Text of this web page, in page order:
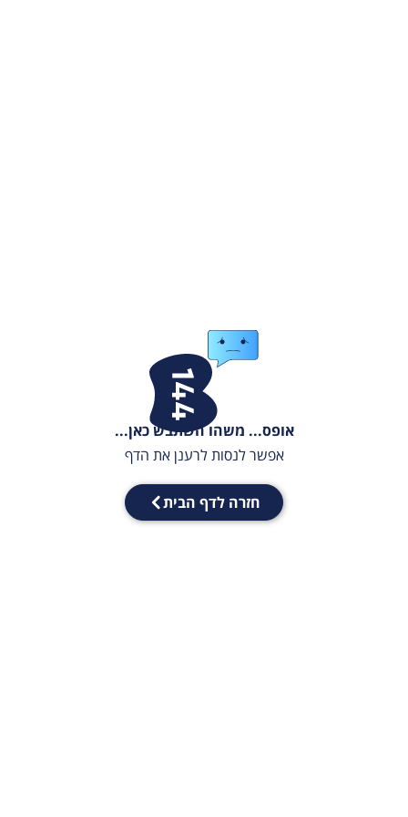
אופס... משהו השתבש כאן...
אפשר לנסות לרענן את הדף
חזרה לדף הבית